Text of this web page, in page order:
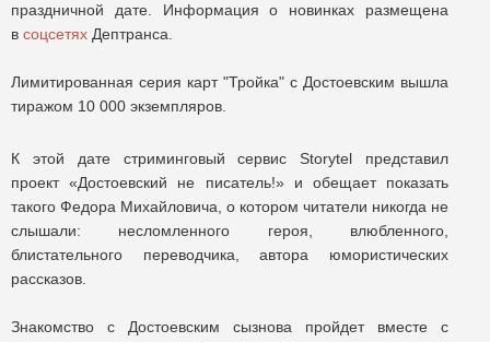
праздничной дате. Информация о новинках размещена
в соцсетях Дептранса.
Лимитированная серия карт "Тройка" с Достоевским вышла
тиражом 10 000 экземпляров.
К этой дате стриминговый сервис Storytel представил
проект «Достоевский не писатель!» и обещает показать
такого Федора Михайловича, о котором читатели никогда не
слышали: несломленного героя, влюбленного,
блистательного переводчика, автора юмористических
рассказов.
Знакомство с Достоевским сызнова пройдет вместе с